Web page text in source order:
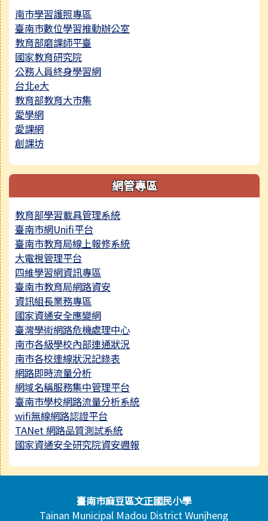
南市學習護照專區
臺南市數位學習推動辦公室
教育部磨課師平臺
國家教育研究院
公務人員終身學習網
台北e大
教育部教育大市集
愛學網
愛課網
創課坊
網管專區
教育部學習載具管理系統
臺南市網Unifi平台
臺南市教育局線上報修系統
大電視管理平台
四維學習網資訊專區
臺南市教育局網路資安
資訊組長業務專區
國家資通安全應變網
臺灣學術網路危機處理中心
南市各級學校內部連通狀況
南市各校連線狀況記錄表
網路即時流量分析
網域名稱服務集中管理平台
臺南市學校網路流量分析系統
wifi無線網路認證平台
TANet 網路品質測試系統
國家資通安全研究院資安週報
頁尾區域內容臺南市麻豆區文正國民小學
Tainan Municipal Madou District Wunjheng